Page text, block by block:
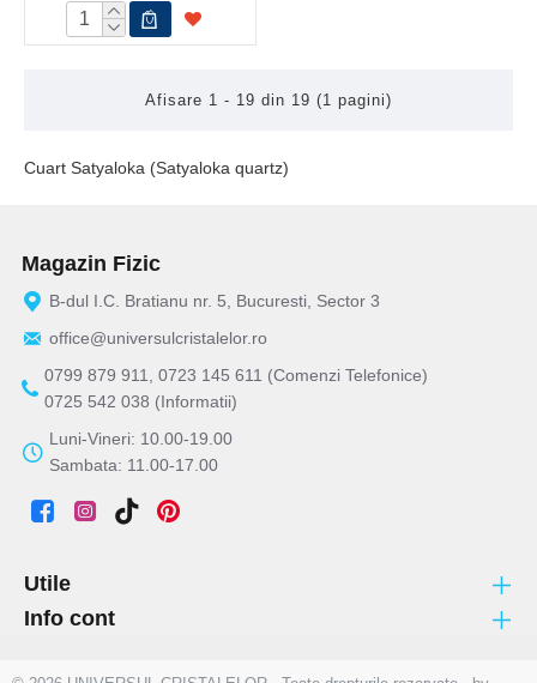
Cuart Satyaloka (Satyaloka quartz)
Afisare 1 - 19 din 19 (1 pagini)
Magazin Fizic
B-dul I.C. Bratianu nr. 5, Bucuresti, Sector 3
office@universulcristalelor.ro
0799 879 911, 0723 145 611 (Comenzi Telefonice)
0725 542 038 (Informatii)
Luni-Vineri: 10.00-19.00
Sambata: 11.00-17.00
Utile
Info cont